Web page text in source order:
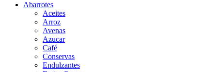
Abarrotes
Aceites
Arroz
Avenas
Azucar
Café
Conservas
Endulzantes